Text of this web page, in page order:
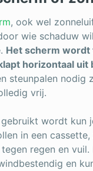
, ook wel
wie schaduw
Het scherm wordt
horizontaal uit
steunpalen nodig
vrij.
wordt kun
in een
regen en vuil.
en